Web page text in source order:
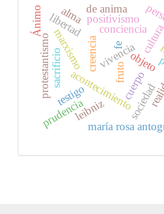
vivencia
sociedad
creencia
conciencia
objeto
acontecimiento
testigo
fruto
marxismo
positivismo
maría rosa
leibniz
libertad
fe
protestantismo
prudencia
sacrificio
alma
cuerpo
de anima
Ánimo